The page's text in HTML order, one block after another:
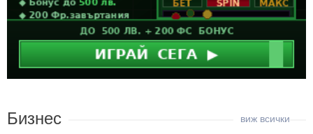
Бизнес